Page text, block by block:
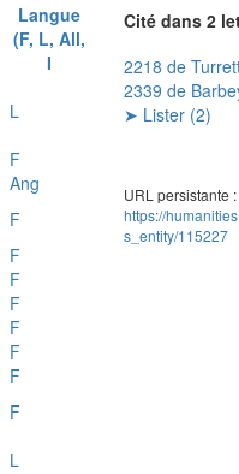
Langue
(F, L, All,
I
L
F
Ang
F
F
F
F
F
F
F
F
L
Cité dans 2
2218 de
2339 de
➤ Lister (2)
URL persistante :
https://
s_entity/115227